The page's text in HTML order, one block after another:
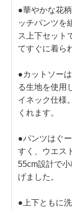
●華やかな花
ッチパンツを
ス上下セット
てすぐに着ら
●カットソー
る生地を使用
イネック仕様
くれます。
●パンツはぐ
すく、ウエス
55cm設計で
げました。
●上下ともに